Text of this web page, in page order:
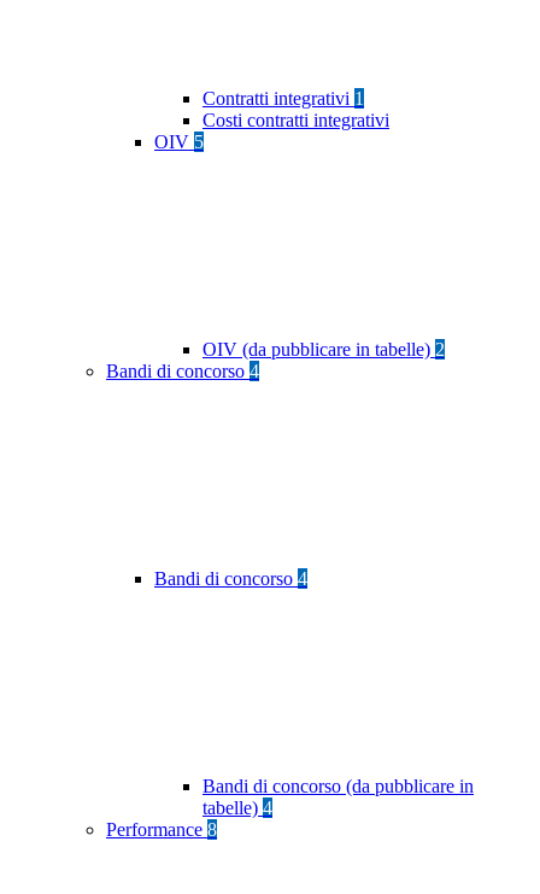
Contratti integrativi 1
Costi contratti integrativi
OIV 5
OIV (da pubblicare in tabelle) 2
Bandi di concorso 4
Bandi di concorso 4
Bandi di concorso (da pubblicare in
tabelle) 4
Performance 8